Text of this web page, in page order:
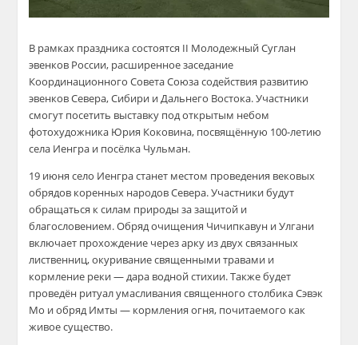
В рамках праздника состоятся II Молодежный Суглан
эвенков России, расширенное заседание
Координационного Совета Союза содействия развитию
эвенков Севера, Сибири и Дальнего Востока. Участники
смогут посетить выставку под открытым небом
фотохудожника Юрия Коковина, посвящённую 100-летию
села Иенгра и посёлка Чульман.
19 июня село Иенгра станет местом проведения вековых
обрядов коренных народов Севера. Участники будут
обращаться к силам природы за защитой и
благословением. Обряд очищения Чичипкавун и Улгани
включает прохождение через арку из двух связанных
лиственниц, окуривание священными травами и
кормление реки — дара водной стихии. Также будет
проведён ритуал умасливания священного столбика Сэвэк
Мо и обряд Имты — кормления огня, почитаемого как
живое существо.